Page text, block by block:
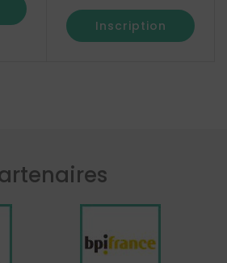
Inscription